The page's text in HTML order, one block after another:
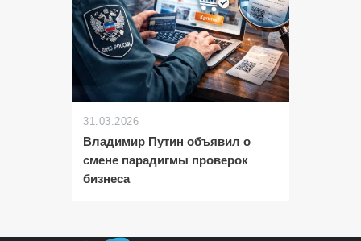
31.03.2026
Владимир Путин объявил о
смене парадигмы проверок
бизнеса